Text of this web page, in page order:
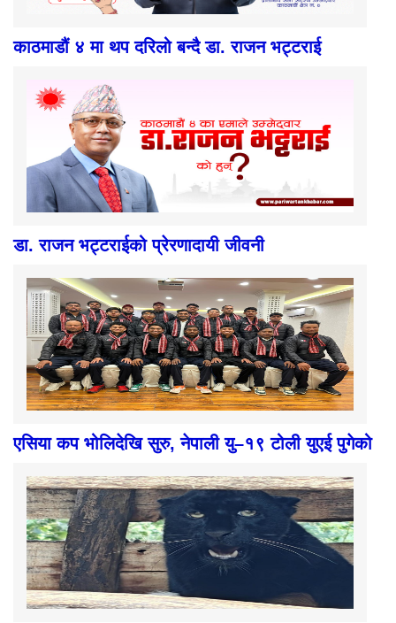
काठमाडौं ४ मा थप दरिलो बन्दै डा. राजन भट्टराई
डा. राजन भट्टराईको प्रेरणादायी जीवनी
एसिया कप भोलिदेखि सुरु, नेपाली यु–१९ टोली युएई पुगेको